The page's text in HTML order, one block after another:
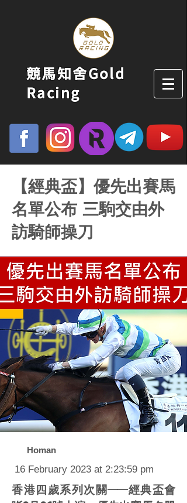
競馬知舍Gold
Racing
【經典盃】優先出賽馬
名單公布 三駒交由外
訪騎師操刀
Homan
16 February 2023 at 2:23:59 pm
香港四歲系列次關——經典盃會